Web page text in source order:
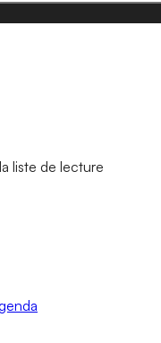
liste de lecture